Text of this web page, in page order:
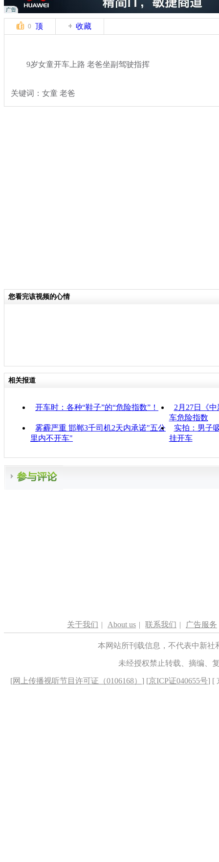
0 顶 收藏
9岁女童开车上路 老爸坐副驾驶指挥
关键词：女童 老爸
您看完该视频的心情
相关报道
开车时：各种“鞋子”的“危险指数”！
2月27日《
车危险指数
雾霾严重 邯郸3千司机2天内承诺"五公
里内不开车"
实拍：男子
挂开车
关于我们 | About us | 联系我们 | 广告服务
本网站所刊载信息，不代表中新
未经授权禁止转载、摘编、
[网上传播视听节目许可证（0106168） ] [京ICP证040655号] [